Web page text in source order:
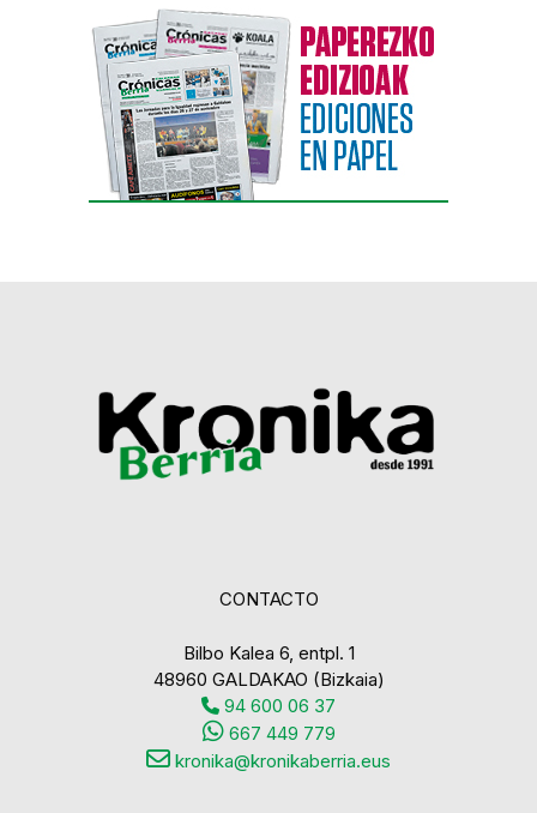
CONTACTO
Bilbo Kalea 6, entpl. 1
48960 GALDAKAO (Bizkaia)
94 600 06 37
667 449 779
kronika@kronikaberria.eus